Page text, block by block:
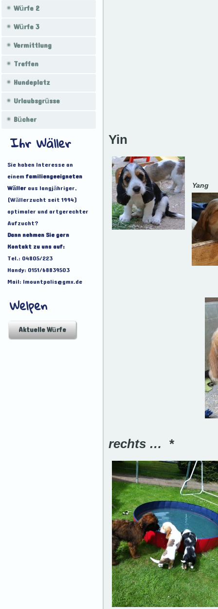
Würfe 2
Würfe 3
Vermittlung
Treffen
Hundeplatz
Urlaubsgrüsse
Bücher
Ihr Wäller
Sie haben Interesse an
einemfamiliengeeigneten
Wälleraus langjähriger,
(Wällerzucht seit 1994)
optimaler und artgerechter
Aufzucht?
Dann nehmen Sie gern
Kontakt zu uns auf:
Tel.: 04805/223
Handy: 0151/68839503
Mail: lmountpalis@gmx.de
Welpen
Aktuelle Würfe
Yin
Yang
rechts … *